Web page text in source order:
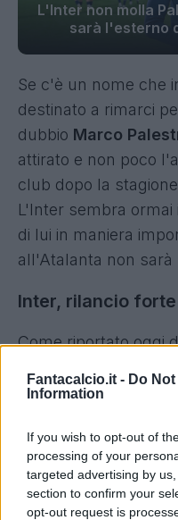
Fantacalcio.it - Do
Information
If you wish to opt-out of
processing of your
targeted advertising by
section to confirm your
opt-out request is
L'Inter non molla
sarà l'esterno
Se c'è un nome che
destinato a rimarci
dubbio Marco
attirato e non poco
club dopo la
L'Inter sembra
di lui in maniera
all'Atalanta non sarà
Inter, rilancio
Come riportato oggi
sarebbe stata
squadra
Ecco perché -
giorni l'Inter farà